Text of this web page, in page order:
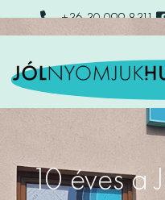
+36 30 099 8311
10 éves a